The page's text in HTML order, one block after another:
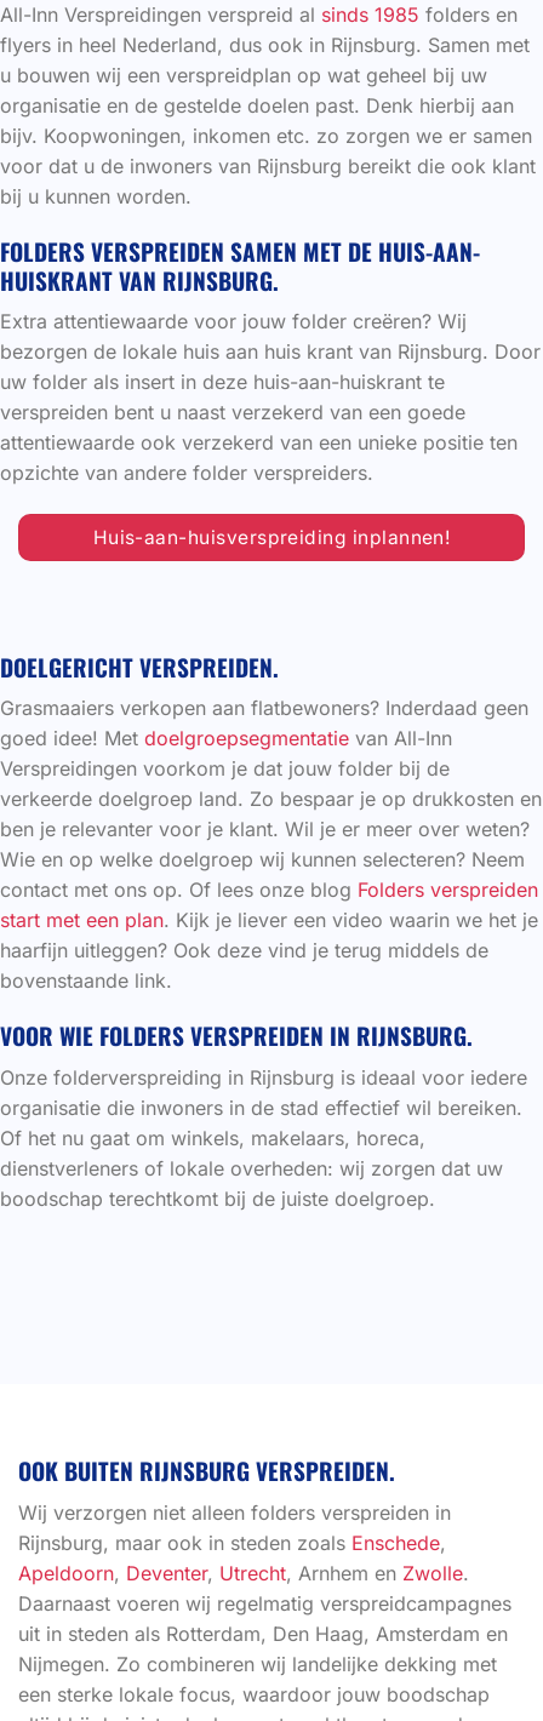
All-Inn Verspreidingen verspreid al sinds 1985 folders en
flyers in heel Nederland, dus ook in Rijnsburg. Samen met
u bouwen wij een verspreidplan op wat geheel bij uw
organisatie en de gestelde doelen past. Denk hierbij aan
bijv. Koopwoningen, inkomen etc. zo zorgen we er samen
voor dat u de inwoners van Rijnsburg bereikt die ook klant
bij u kunnen worden.
FOLDERS VERSPREIDEN SAMEN MET DE HUIS-AAN-
HUISKRANT VAN RIJNSBURG.
Extra attentiewaarde voor jouw folder creëren? Wij
bezorgen de lokale huis aan huis krant van Rijnsburg. Door
uw folder als insert in deze huis-aan-huiskrant te
verspreiden bent u naast verzekerd van een goede
attentiewaarde ook verzekerd van een unieke positie ten
opzichte van andere folder verspreiders.
Huis-aan-huisverspreiding inplannen!
DOELGERICHT VERSPREIDEN.
Grasmaaiers verkopen aan flatbewoners? Inderdaad geen
goed idee! Met doelgroepsegmentatie van All-Inn
Verspreidingen voorkom je dat jouw folder bij de
verkeerde doelgroep land. Zo bespaar je op drukkosten en
ben je relevanter voor je klant. Wil je er meer over weten?
Wie en op welke doelgroep wij kunnen selecteren? Neem
contact met ons op. Of lees onze blog Folders verspreiden
start met een plan. Kijk je liever een video waarin we het je
haarfijn uitleggen? Ook deze vind je terug middels de
bovenstaande link.
VOOR WIE FOLDERS VERSPREIDEN IN RIJNSBURG.
Onze folderverspreiding in Rijnsburg is ideaal voor iedere
organisatie die inwoners in de stad effectief wil bereiken.
Of het nu gaat om winkels, makelaars, horeca,
dienstverleners of lokale overheden: wij zorgen dat uw
boodschap terechtkomt bij de juiste doelgroep.
OOK BUITEN RIJNSBURG VERSPREIDEN.
Wij verzorgen niet alleen folders verspreiden in
Rijnsburg, maar ook in steden zoals Enschede,
Apeldoorn, Deventer, Utrecht, Arnhem en Zwolle.
Daarnaast voeren wij regelmatig verspreidcampagnes
uit in steden als Rotterdam, Den Haag, Amsterdam en
Nijmegen. Zo combineren wij landelijke dekking met
een sterke lokale focus, waardoor jouw boodschap